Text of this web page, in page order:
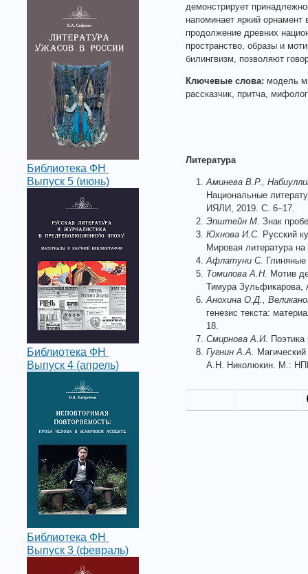
Библиотека ФН
Выпуск 5 (июнь)
Библиотека ФН
Выпуск 4 (апрель)
Библиотека ФН
Выпуск 3 (февраль)
демонстрирует
напоминает яркий
продолжение древних
пространство, образы и
билингвизм, позволяют
Ключевые слова: модель
рассказчик, притча,
Литература
Аминева В.Р.,
Национальные
ИЯЛИ, 2019. С. 6–17.
Эпштейн М. Знак
Юхнова И.С. Русский
Мировая литература
Афлатуни С.
Томилова А.Н. Мотив
Тимура Зульфикарова,
Анохина О.Д.,
генезис текста:
18.
Смирнова А.И.
Гугнин А.А.
А.Н. Николюкин. М.: